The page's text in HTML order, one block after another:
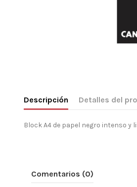
Descripción Detalles del
Block A4 de papel negro intenso y
Comentarios (0)